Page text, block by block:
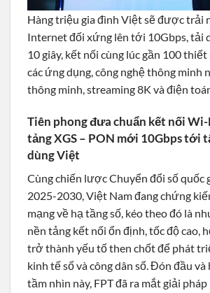
Hàng triệu gia đình Việt sẽ được trải
Internet đối xứng lên tới 10Gbps, tải
10 giây, kết nối cùng lúc gần 100 thiết
các ứng dụng, công nghệ thông minh
thông minh, streaming 8K và điện
Tiên phong đưa chuẩn kết nối
tảng XGS – PON mới 10Gbps tới
dùng Việt
Cùng chiến lược Chuyển đổi số quốc
2025-2030, Việt Nam đang chứng
mạng về hạ tầng số, kéo theo đó là
nền tảng kết nối ổn định, tốc độ cao,
trở thành yếu tố then chốt để phát
kinh tế số và công dân số. Đón đầu
tầm nhìn này, FPT đã ra mắt giải